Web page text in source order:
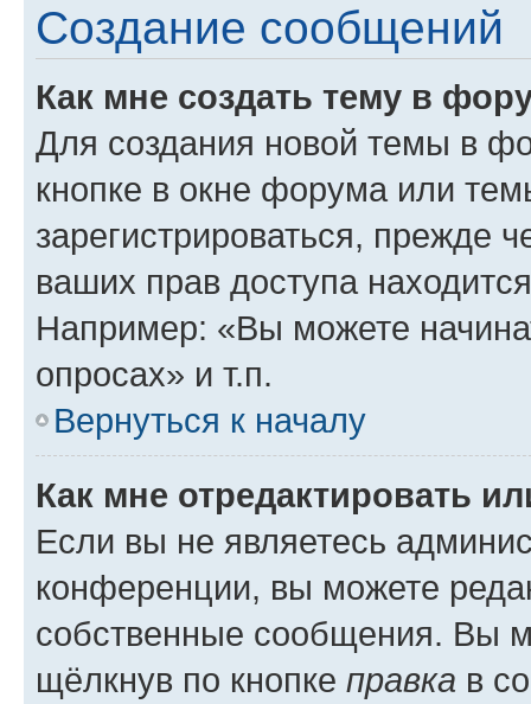
Создание сообщений
Как мне создать тему в
Для создания новой темы в
кнопке в окне форума или
зарегистрироваться, прежде
ваших прав доступа
Например: «Вы можете
опросах» и т.п.
Вернуться к началу
Как мне отредактировать
Если вы не являетесь
конференции, вы можете
собственные сообщения. Вы
щёлкнув по кнопке правка в